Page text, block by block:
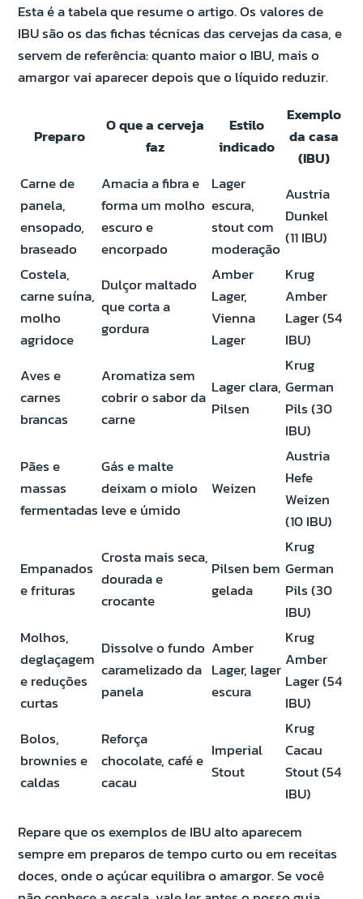
Esta é a tabela que resume o artigo. Os valores de
IBU são os das fichas técnicas das cervejas da casa, e
servem de referência: quanto maior o IBU, mais o
amargor vai aparecer depois que o líquido reduzir.
Preparo
O que a cerveja
faz
Estilo
indicado
Exemplo
da casa
(IBU)
Carne de
panela,
ensopado,
braseado
Amacia a fibra e
forma um molho
escuro e
encorpado
Lager
escura,
stout com
moderação
Austria
Dunkel
(11 IBU)
Costela,
carne suína,
molho
agridoce
Dulçor maltado
que corta a
gordura
Amber
Lager,
Vienna
Lager
Krug
Amber
Lager (54
IBU)
Aves e
carnes
brancas
Aromatiza sem
cobrir o sabor da
carne
Lager clara,
Pilsen
Krug
German
Pils (30
IBU)
Pães e
massas
fermentadas
Gás e malte
deixam o miolo
leve e úmido
Weizen
Austria
Hefe
Weizen
(10 IBU)
Empanados
e frituras
Crosta mais seca,
dourada e
crocante
Pilsen bem
gelada
Krug
German
Pils (30
IBU)
Molhos,
deglaçagem
e reduções
curtas
Dissolve o fundo
caramelizado da
panela
Amber
Lager, lager
escura
Krug
Amber
Lager (54
IBU)
Bolos,
brownies e
caldas
Reforça
chocolate, café e
cacau
Imperial
Stout
Krug
Cacau
Stout (54
IBU)
Repare que os exemplos de IBU alto aparecem
sempre em preparos de tempo curto ou em receitas
doces, onde o açúcar equilibra o amargor. Se você